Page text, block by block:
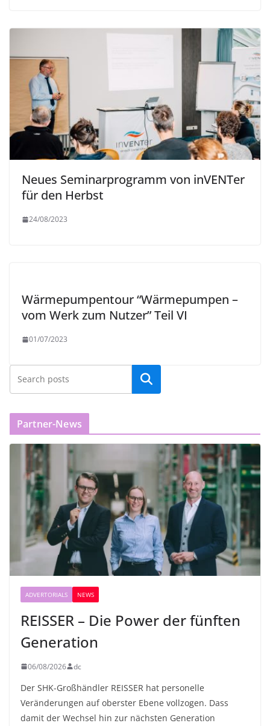
Neues Seminarprogramm von inVENTer
für den Herbst
24/08/2023
Wärmepumpentour “Wärmepumpen –
vom Werk zum Nutzer” Teil VI
01/07/2023
Partner-News
ADVERTORIALS NEWS
REISSER – Die Power der fünften
Generation
06/08/2026 dc
Der SHK-Großhändler REISSER hat personelle
Veränderungen auf oberster Ebene vollzogen. Dass
damit der Wechsel hin zur nächsten Generation